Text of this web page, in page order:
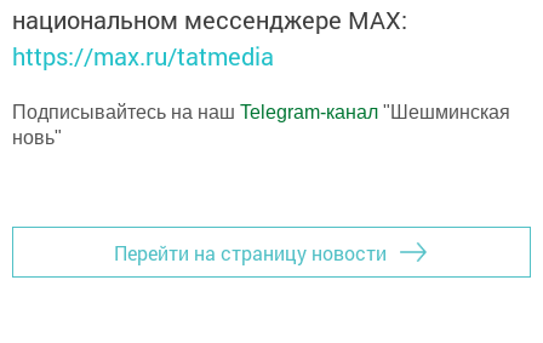
национальном мессенджере MАХ:
https://max.ru/tatmedia
Подписывайтесь на наш Telegram-канал "Шешминская
новь"
Перейти на страницу новости